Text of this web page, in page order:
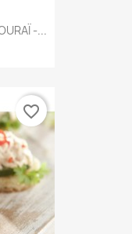
-...
favorite_border